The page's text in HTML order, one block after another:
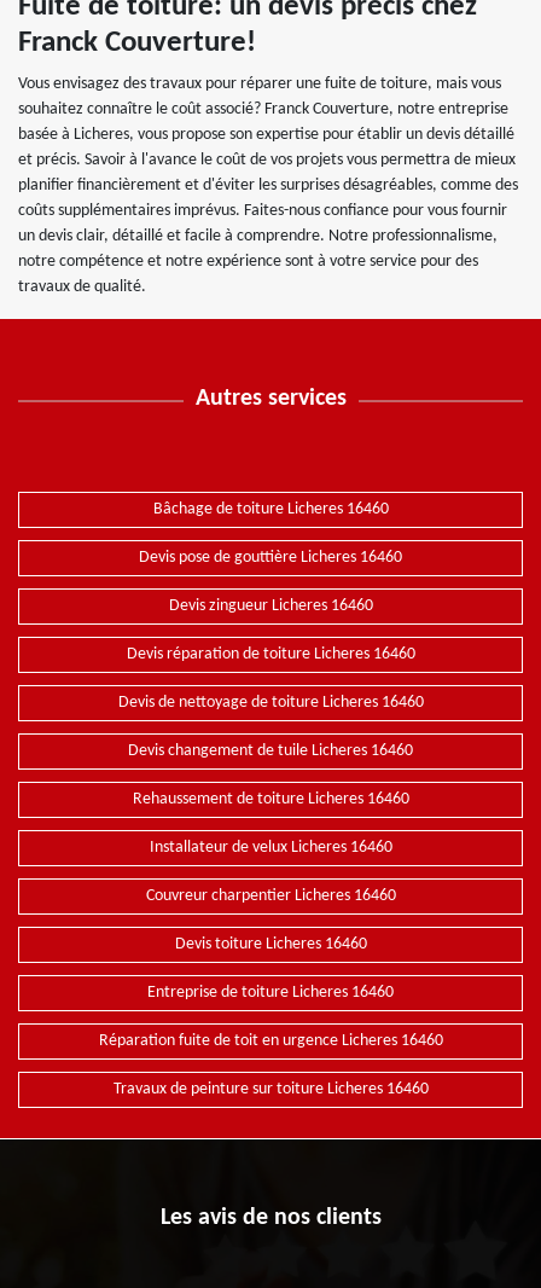
Fuite de toiture: un devis précis chez
Franck Couverture!
Vous envisagez des travaux pour réparer une fuite de toiture, mais vous
souhaitez connaître le coût associé? Franck Couverture, notre entreprise
basée à Licheres, vous propose son expertise pour établir un devis détaillé
et précis. Savoir à l'avance le coût de vos projets vous permettra de mieux
planifier financièrement et d'éviter les surprises désagréables, comme des
coûts supplémentaires imprévus. Faites-nous confiance pour vous fournir
un devis clair, détaillé et facile à comprendre. Notre professionnalisme,
notre compétence et notre expérience sont à votre service pour des
travaux de qualité.
Autres services
Bâchage de toiture Licheres 16460
Devis pose de gouttière Licheres 16460
Devis zingueur Licheres 16460
Devis réparation de toiture Licheres 16460
Devis de nettoyage de toiture Licheres 16460
Devis changement de tuile Licheres 16460
Rehaussement de toiture Licheres 16460
Installateur de velux Licheres 16460
Couvreur charpentier Licheres 16460
Devis toiture Licheres 16460
Entreprise de toiture Licheres 16460
Réparation fuite de toit en urgence Licheres 16460
Travaux de peinture sur toiture Licheres 16460
Les avis de nos clients